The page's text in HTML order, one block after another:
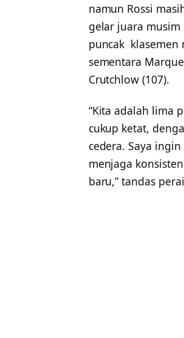
namun Rossi
gelar juara
puncak klasemen
sementara
Crutchlow (107).
“Kita adalah lima
cukup ketat,
cedera. Saya
menjaga
baru,” tandas